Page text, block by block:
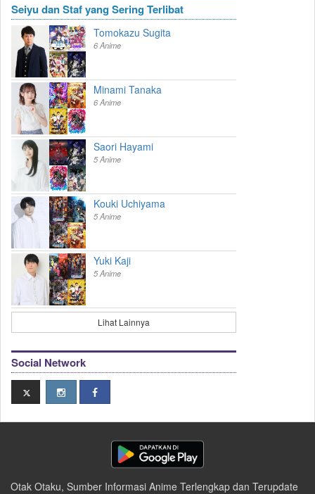
Seiyu dan Staf yang Sering Terlibat
Tomokazu Sugita
6 Anime
Minami Tanaka
6 Anime
Saori Hayami
5 Anime
Kouki Uchiyama
5 Anime
Yuki Kaji
5 Anime
Lihat Lainnya
Social Network
Otak Otaku, Sumber Informasi Anime Terlengkap dan Terupdate